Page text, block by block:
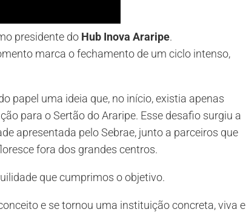
presidente do Hub Inova Araripe.
marca o fechamento de um ciclo intenso,
papel uma ideia que, no início, existia apenas
para o Sertão do Araripe. Esse desafio surgiu a
apresentada pelo Sebrae, junto a parceiros que
fora dos grandes centros.
que cumprimos o objetivo.
e se tornou uma instituição concreta, viva e